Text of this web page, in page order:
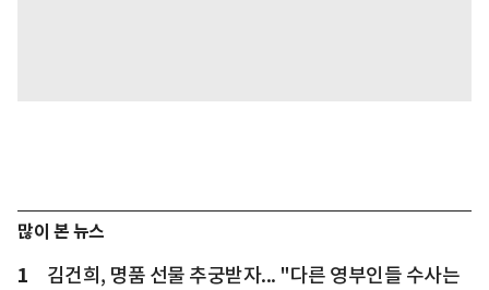
많이 본 뉴스
1
김건희, 명품 선물 추궁받자... "다른 영부인들 수사는